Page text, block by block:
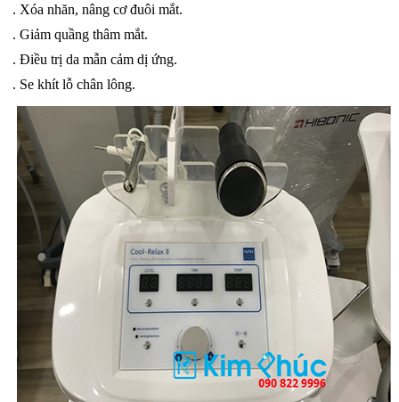
. Xóa nhăn, nâng cơ đuôi mắt.
. Giảm quầng thâm mắt.
. Điều trị da mẫn cảm dị ứng.
. Se khít lỗ chân lông.